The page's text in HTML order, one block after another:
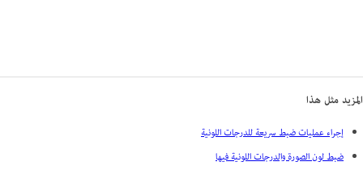
المزيد مثل هذا
إجراء عمليات ضبط سريعة للدرجات اللونية
ضبط لون الصورة والدرجات اللونية فيها